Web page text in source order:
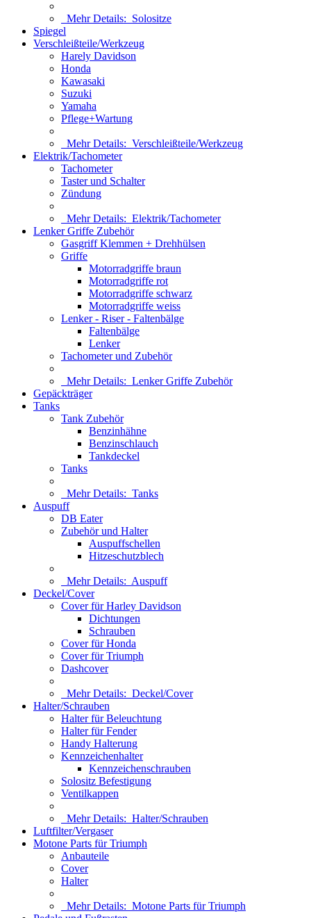
Mehr Details: Solositze
Spiegel
Verschleißteile/Werkzeug
Harely Davidson
Honda
Kawasaki
Suzuki
Yamaha
Pflege+Wartung
Mehr Details: Verschleißteile/Werkzeug
Elektrik/Tachometer
Tachometer
Taster und Schalter
Zündung
Mehr Details: Elektrik/Tachometer
Lenker Griffe Zubehör
Gasgriff Klemmen + Drehhülsen
Griffe
Motorradgriffe braun
Motorradgriffe rot
Motorradgriffe schwarz
Motorradgriffe weiss
Lenker - Riser - Faltenbälge
Faltenbälge
Lenker
Tachometer und Zubehör
Mehr Details: Lenker Griffe Zubehör
Gepäckträger
Tanks
Tank Zubehör
Benzinhähne
Benzinschlauch
Tankdeckel
Tanks
Mehr Details: Tanks
Auspuff
DB Eater
Zubehör und Halter
Auspuffschellen
Hitzeschutzblech
Mehr Details: Auspuff
Deckel/Cover
Cover für Harley Davidson
Dichtungen
Schrauben
Cover für Honda
Cover für Triumph
Dashcover
Mehr Details: Deckel/Cover
Halter/Schrauben
Halter für Beleuchtung
Halter für Fender
Handy Halterung
Kennzeichenhalter
Kennzeichenschrauben
Solositz Befestigung
Ventilkappen
Mehr Details: Halter/Schrauben
Luftfilter/Vergaser
Motone Parts für Triumph
Anbauteile
Cover
Halter
Mehr Details: Motone Parts für Triumph